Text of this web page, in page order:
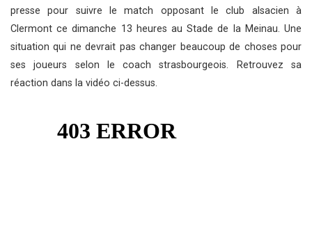
presse pour suivre le match opposant le club alsacien à
Clermont ce dimanche 13 heures au Stade de la Meinau. Une
situation qui ne devrait pas changer beaucoup de choses pour
ses joueurs selon le coach strasbourgeois. Retrouvez sa
réaction dans la vidéo ci-dessus.